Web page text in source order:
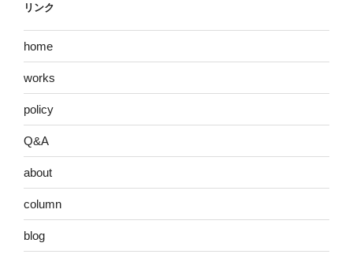
リンク
home
works
policy
Q&A
about
column
blog